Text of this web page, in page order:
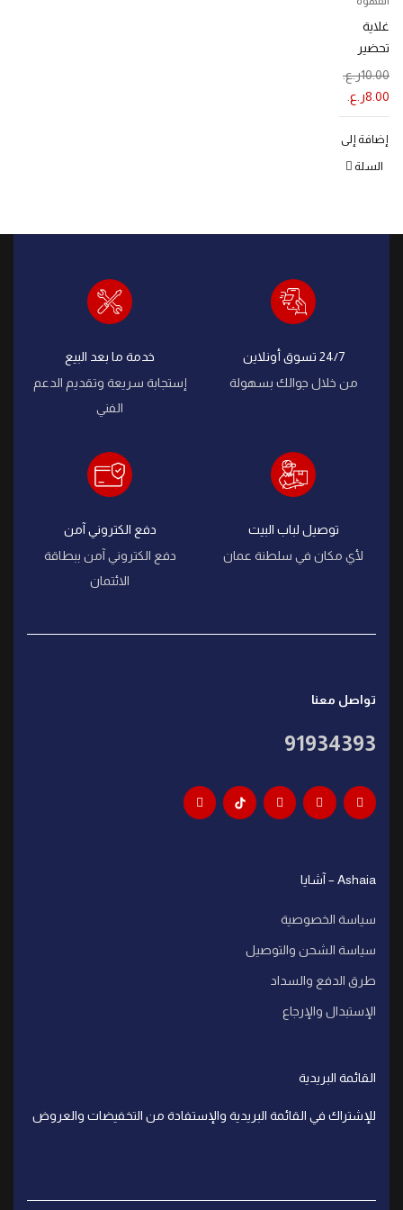
غلاية
تحضير
القهوة
10.00ر.ع.
8.00ر.ع.
إضافة إلى
السلة
24/7 تسوق أونلاين
من خلال جوالك بسهولة
خدمة ما بعد البيع
إستجابة سريعة وتقديم الدعم
الفني
توصيل لباب البيت
لأي مكان في سلطنة عمان
دفع الكتروني آمن
دفع الكتروني آمن ببطاقة
الائتمان
تواصل معنا
91934393
Ashaia – آشايا
سياسة الخصوصية
سياسة الشحن والتوصيل
طرق الدفع والسداد
الإستبدال والإرجاع
القائمة البريدية
للإشتراك في القائمة البريدية والإستفادة من التخفيضات والعروض